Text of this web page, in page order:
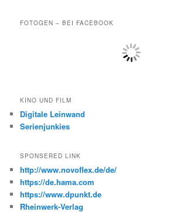
FOTOGEN – BEI FACEBOOK
KINO UND FILM
Digitale Leinwand
Serienjunkies
SPONSERED LINK
http://www.novoflex.de/de/
https://de.hama.com
https://www.dpunkt.de
Rheinwerk-Verlag